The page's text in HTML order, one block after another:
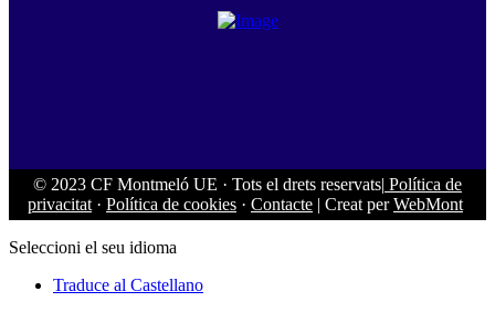
© 2023 CF Montmeló UE · Tots el drets reservats| Política de
privacitat · Política de cookies · Contacte | Creat per WebMont
Seleccioni el seu idioma
Traduce al Castellano